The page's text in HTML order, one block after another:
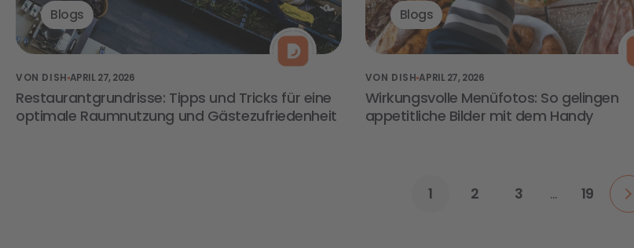
Blogs
VON DISH APRIL 27, 2026
Restaurantgrundrisse: Tipps und Tricks für eine
optimale Raumnutzung und Gästezufriedenheit
Blogs
VON DISHAPRIL 27, 2026
Wirkungsvolle Menüfotos: So gelingen
appetitliche Bilder mit dem Handy
1 2 3 … 19